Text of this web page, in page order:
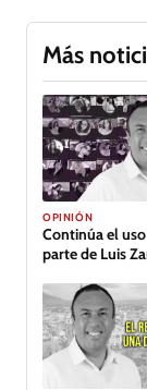
Más
OPINIÓN
Continúa el
parte de Luis